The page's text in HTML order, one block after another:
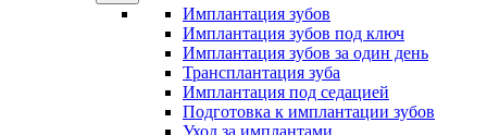
Имплантация зубов
Имплантация зубов под ключ
Имплантация зубов за один день
Трансплантация зуба
Имплантация под седацией
Подготовка к имплантации зубов
Уход за имплантами